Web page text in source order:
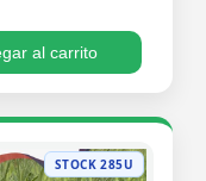
al carrito
STOCK 285U